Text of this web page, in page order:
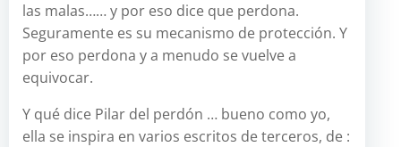
las malas…… y por eso dice que perdona.
Seguramente es su mecanismo de protección. Y
por eso perdona y a menudo se vuelve a
equivocar.
Y qué dice Pilar del perdón … bueno como yo,
ella se inspira en varios escritos de terceros, de :